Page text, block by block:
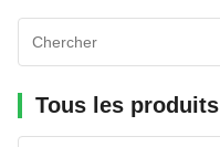
Tous les produits